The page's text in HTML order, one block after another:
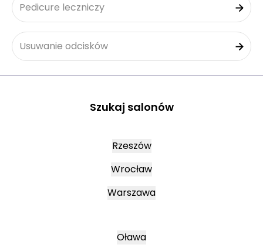
Pedicure leczniczy
Usuwanie odcisków
Szukaj salonów
Rzeszów
Wrocław
Warszawa
Oława